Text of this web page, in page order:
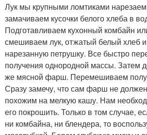
Лук мы крупными ломтиками
замачиваем кусочки белого хлеба в
Подготавливаем кухонный комбайн
смешиваем лук, отжатый белый хлеб
нарезанную петрушку. Все быстро
получения однородной массы. Затем
же мясной фарш. Перемешиваем
Сразу замечу, что сам фарш не
похожим на мелкую кашу. Нам
его покрошить. Только в том случае,
ни комбайна, ни блендера, то